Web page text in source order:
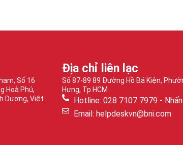
Số 16
Hoà Phú,
Dương, Việt
Địa chỉ liên lạc
Số 87-89 89 Đường Hồ Bá Kiện,
Hưng, Tp HCM
Hotline: 028 7107 7979 -
Email: helpdeskvn@bni.com